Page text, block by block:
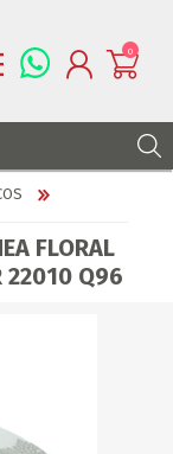
0
FLORAL
22010 Q96